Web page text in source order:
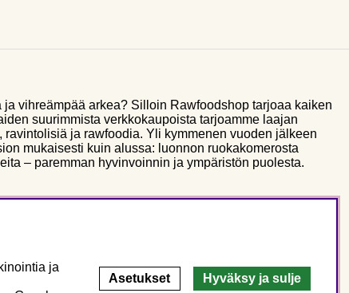
vihreämpää arkea? Silloin Rawfoodshop tarjoaa kaiken
suurimmista verkkokaupoista tarjoamme laajan
ja rawfoodia. Yli kymmenen vuoden jälkeen
mukaisesti kuin alussa: luonnon ruokakomerosta
– paremman hyvinvoinnin ja ympäristön puolesta.
ja
Asetukset Hyväksy ja sulje